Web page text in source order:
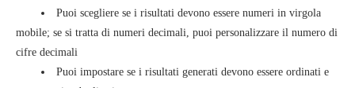
Puoi scegliere se i risultati devono essere numeri in virgola
mobile; se si tratta di numeri decimali, puoi personalizzare il numero di
cifre decimali
Puoi impostare se i risultati generati devono essere ordinati e